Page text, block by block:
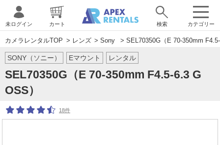
カテゴリー
未ログイン カート 検索
カメラレンタルTOP > レンズ > Sony > SEL70350G（E 70-350mm
SONY（ソニー）
SEL70350G（E 70-350mm F4.5-6.3 G
OSS）
Eマウント レンタル
18件